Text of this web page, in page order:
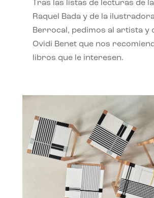
Tras las listas de lecturas de
Raquel Bada y de la
Berrocal, pedimos al artista y
Ovidi Benet que nos
libros que le interesen.